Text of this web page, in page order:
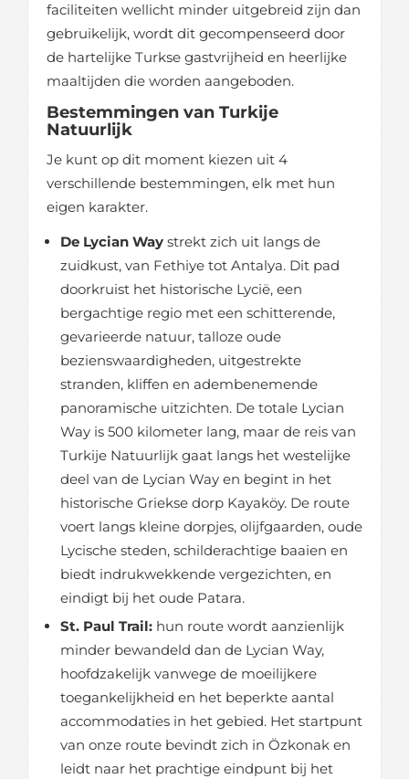
faciliteiten wellicht minder uitgebreid zijn dan
gebruikelijk, wordt dit gecompenseerd door
de hartelijke Turkse gastvrijheid en heerlijke
maaltijden die worden aangeboden.
Bestemmingen van Turkije
Natuurlijk
Je kunt op dit moment kiezen uit 4
verschillende bestemmingen, elk met hun
eigen karakter.
De Lycian Way strekt zich uit langs de
zuidkust, van Fethiye tot Antalya. Dit pad
doorkruist het historische Lycië, een
bergachtige regio met een schitterende,
gevarieerde natuur, talloze oude
bezienswaardigheden, uitgestrekte
stranden, kliffen en adembenemende
panoramische uitzichten. De totale Lycian
Way is 500 kilometer lang, maar de reis van
Turkije Natuurlijk gaat langs het westelijke
deel van de Lycian Way en begint in het
historische Griekse dorp Kayaköy. De route
voert langs kleine dorpjes, olijfgaarden, oude
Lycische steden, schilderachtige baaien en
biedt indrukwekkende vergezichten, en
eindigt bij het oude Patara.
St. Paul Trail: hun route wordt aanzienlijk
minder bewandeld dan de Lycian Way,
hoofdzakelijk vanwege de moeilijkere
toegankelijkheid en het beperkte aantal
accommodaties in het gebied. Het startpunt
van onze route bevindt zich in Özkonak en
leidt naar het prachtige eindpunt bij het